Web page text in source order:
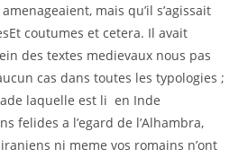
mais qu’il s’agissait
coutumes et cetera. Il avait
des textes medievaux nous pas
cas dans toutes les typologies ;
laquelle est li en Inde
felides a l’egard de l’Alhambra,
ni meme vos romains n’ont